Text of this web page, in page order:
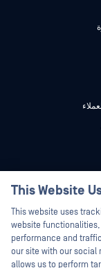
This Website
This website uses
website
performance and
our site with our social
allows us to perform